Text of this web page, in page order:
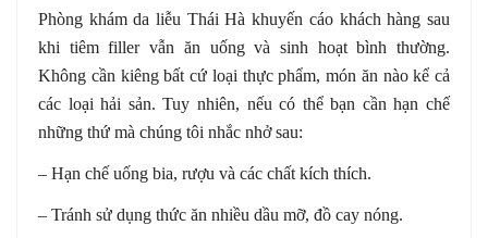
Phòng khám da liễu Thái Hà khuyến cáo khách hàng sau
khi tiêm filler vẫn ăn uống và sinh hoạt bình thường.
Không cần kiêng bất cứ loại thực phẩm, món ăn nào kể cả
các loại hải sản. Tuy nhiên, nếu có thể bạn cần hạn chế
những thứ mà chúng tôi nhắc nhở sau:
– Hạn chế uống bia, rượu và các chất kích thích.
– Tránh sử dụng thức ăn nhiều dầu mỡ, đồ cay nóng.